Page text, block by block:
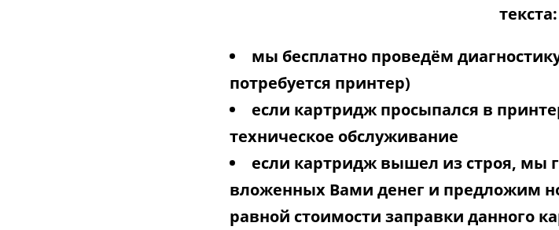
текста:
мы бесплатно проведём
потребуется принтер)
если картридж просыпался в
техническое обслуживание
если картридж вышел из строя, мы
вложенных Вами денег и предложим
равной стоимости заправки данного